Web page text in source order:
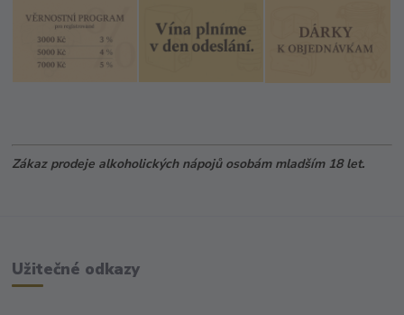
Zákaz prodeje alkoholických nápojů osobám mladším 18 let.
Užitečné odkazy